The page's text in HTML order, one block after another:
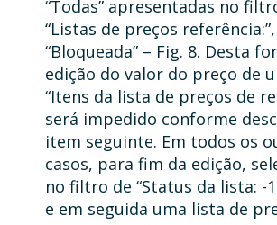
“Todas” apresentadas no
“Listas de preços
“Bloqueada” – Fig. 8. Desta
edição do valor do preço de
“Itens da lista de preços de
será impedido conforme
item seguinte. Em todos os
casos, para fim da edição,
no filtro de “Status da lista: -
e em seguida uma lista de